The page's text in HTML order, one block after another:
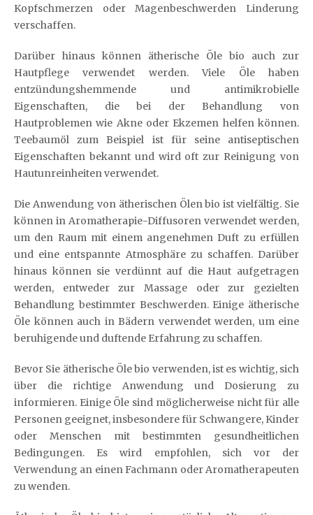
Kopfschmerzen oder Magenbeschwerden Linderung
verschaffen.
Darüber hinaus können ätherische Öle bio auch zur
Hautpflege verwendet werden. Viele Öle haben
entzündungshemmende und antimikrobielle
Eigenschaften, die bei der Behandlung von
Hautproblemen wie Akne oder Ekzemen helfen können.
Teebaumöl zum Beispiel ist für seine antiseptischen
Eigenschaften bekannt und wird oft zur Reinigung von
Hautunreinheiten verwendet.
Die Anwendung von ätherischen Ölen bio ist vielfältig. Sie
können in Aromatherapie-Diffusoren verwendet werden,
um den Raum mit einem angenehmen Duft zu erfüllen
und eine entspannte Atmosphäre zu schaffen. Darüber
hinaus können sie verdünnt auf die Haut aufgetragen
werden, entweder zur Massage oder zur gezielten
Behandlung bestimmter Beschwerden. Einige ätherische
Öle können auch in Bädern verwendet werden, um eine
beruhigende und duftende Erfahrung zu schaffen.
Bevor Sie ätherische Öle bio verwenden, ist es wichtig, sich
über die richtige Anwendung und Dosierung zu
informieren. Einige Öle sind möglicherweise nicht für alle
Personen geeignet, insbesondere für Schwangere, Kinder
oder Menschen mit bestimmten gesundheitlichen
Bedingungen. Es wird empfohlen, sich vor der
Verwendung an einen Fachmann oder Aromatherapeuten
zu wenden.